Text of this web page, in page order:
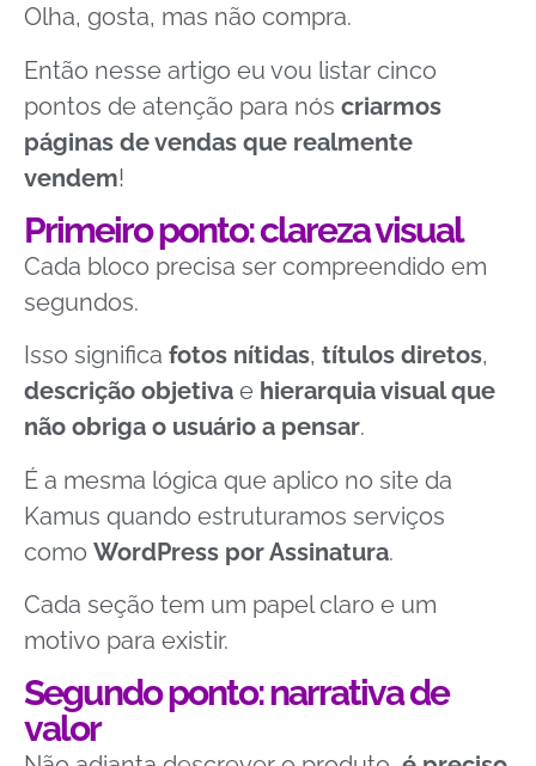
Olha, gosta, mas não compra.
Então nesse artigo eu vou listar cinco
pontos de atenção para nós criarmos
páginas de vendas que realmente
vendem!
Primeiro ponto: clareza visual
Cada bloco precisa ser compreendido em
segundos.
Isso significa fotos nítidas, títulos diretos,
descrição objetiva e hierarquia visual que
não obriga o usuário a pensar.
É a mesma lógica que aplico no site da
Kamus quando estruturamos serviços
como WordPress por Assinatura.
Cada seção tem um papel claro e um
motivo para existir.
Segundo ponto: narrativa de
valor